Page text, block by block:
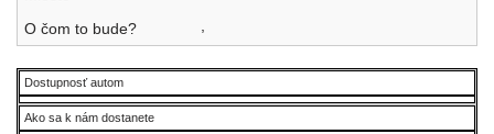
,
Dostupnosť autom
Ako sa k nám dostanete